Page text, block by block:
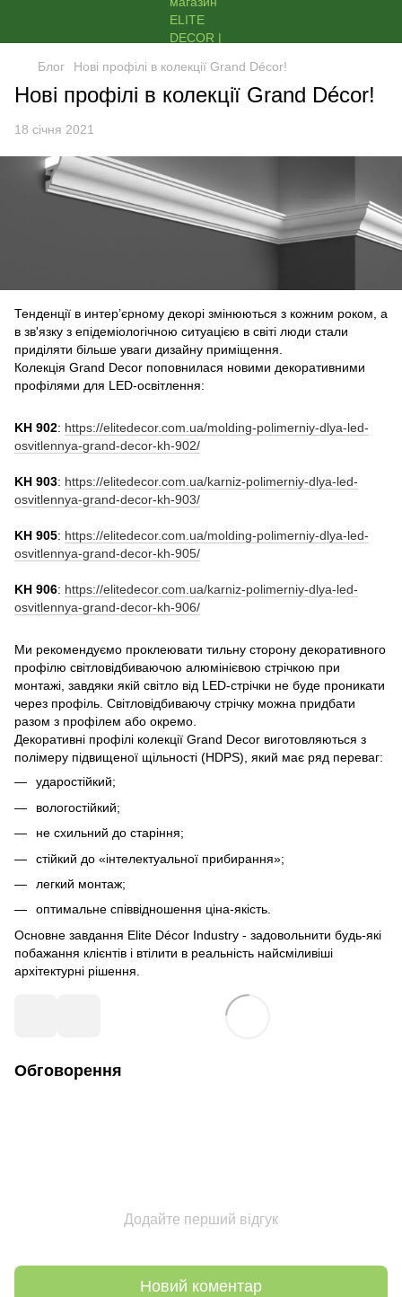
Блог Нові профілі в колекції Grand Décor!
Нові профілі в колекції Grand Décor!
18 січня 2021
Тенденції в интер’єрному декорі змінюються з кожним роком, а
в зв'язку з епідеміологічною ситуацією в світі люди стали
приділяти більше уваги дизайну приміщення.
Колекція Grand Decor поповнилася новими декоративними
профілями для LED-освітлення:
KH 902: https://elitedecor.com.ua/molding-polimerniy-dlya-led-
osvitlennya-grand-decor-kh-902/
KH 903: https://elitedecor.com.ua/karniz-polimerniy-dlya-led-
osvitlennya-grand-decor-kh-903/
KH 905: https://elitedecor.com.ua/molding-polimerniy-dlya-led-
osvitlennya-grand-decor-kh-905/
KH 906: https://elitedecor.com.ua/karniz-polimerniy-dlya-led-
osvitlennya-grand-decor-kh-906/
Ми рекомендуємо проклеювати тильну сторону декоративного
профілю світловідбиваючою алюмінієвою стрічкою при
монтажі, завдяки якій світло від LED-стрічки не буде проникати
через профіль. Світловідбиваючу стрічку можна придбати
разом з профілем або окремо.
Декоративні профілі колекції Grand Decor виготовляються з
полімеру підвищеної щільності (HDPS), який має ряд переваг:
ударостійкий;
вологостійкий;
не схильний до старіння;
стійкий до «інтелектуальної прибирання»;
легкий монтаж;
оптимальне співвідношення ціна-якість.
Основне завдання Elite Décor Industry - задовольнити будь-які
побажання клієнтів і втілити в реальність найсміливіші
архітектурні рішення.
Обговорення
Додайте перший відгук
Новий коментар